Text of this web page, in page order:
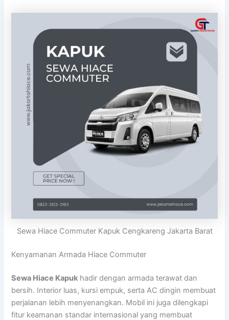
Sewa Hiace Commuter Kapuk Cengkareng Jakarta Barat
Kenyamanan Armada Hiace Commuter
Sewa Hiace Kapuk hadir dengan armada terawat dan
bersih. Interior luas, kursi empuk, serta AC dingin membuat
perjalanan lebih menyenangkan. Mobil ini juga dilengkapi
fitur keamanan standar internasional yang membuat